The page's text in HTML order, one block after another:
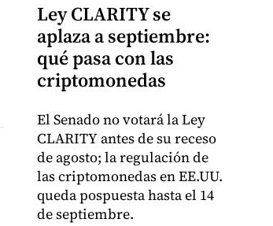
Ley CLARITY se
aplaza a septiembre:
qué pasa con las
criptomonedas
El Senado no votará la Ley
CLARITY antes de su receso
de agosto; la regulación de
las criptomonedas en EE.UU.
queda pospuesta hasta el 14
de septiembre.